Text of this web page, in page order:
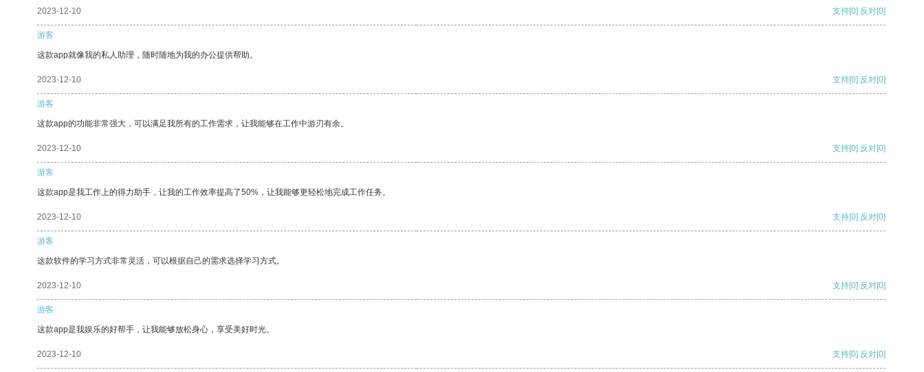
2023-12-10 支持[0] 反对[0]
游客
这款app就像我的私人助理，随时随地为我的办公提供帮助。
2023-12-10 支持[0] 反对[0]
游客
这款app的功能非常强大，可以满足我所有的工作需求，让我能够在工作中游刃有余。
2023-12-10 支持[0] 反对[0]
游客
这款app是我工作上的得力助手，让我的工作效率提高了50%，让我能够更轻松地完成工作任务。
2023-12-10 支持[0] 反对[0]
游客
这款软件的学习方式非常灵活，可以根据自己的需求选择学习方式。
2023-12-10 支持[0] 反对[0]
游客
这款app是我娱乐的好帮手，让我能够放松身心，享受美好时光。
2023-12-10 支持[0] 反对[0]